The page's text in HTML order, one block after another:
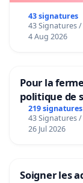
43 signatures
43 Signatures
4 Aug 2026
Pour la
politique de
219 signatures
43 Signatures
26 Jul 2026
Soigner les